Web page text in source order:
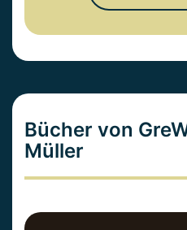
Bücher von
Müller